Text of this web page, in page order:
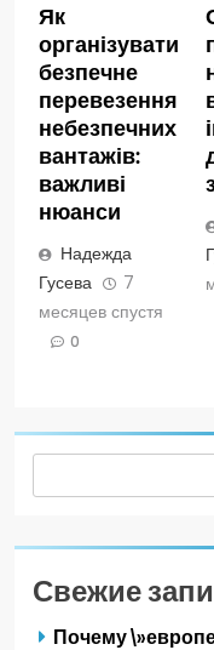
Як
організувати
безпечне
перевезення
небезпечних
вантажів:
важливі
нюанси
Надежда
Гусева
7
месяцев спустя
0
Свежие
Почему